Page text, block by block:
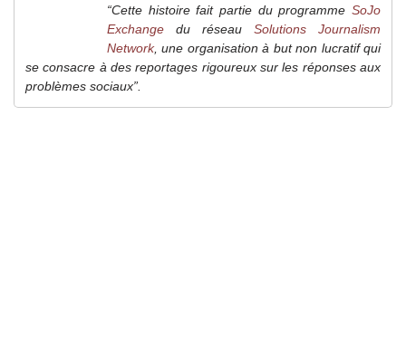
“Cette histoire fait partie du programme SoJo
Exchange du réseau Solutions Journalism
Network, une organisation à but non lucratif qui
se consacre à des reportages rigoureux sur les réponses aux
problèmes sociaux”.